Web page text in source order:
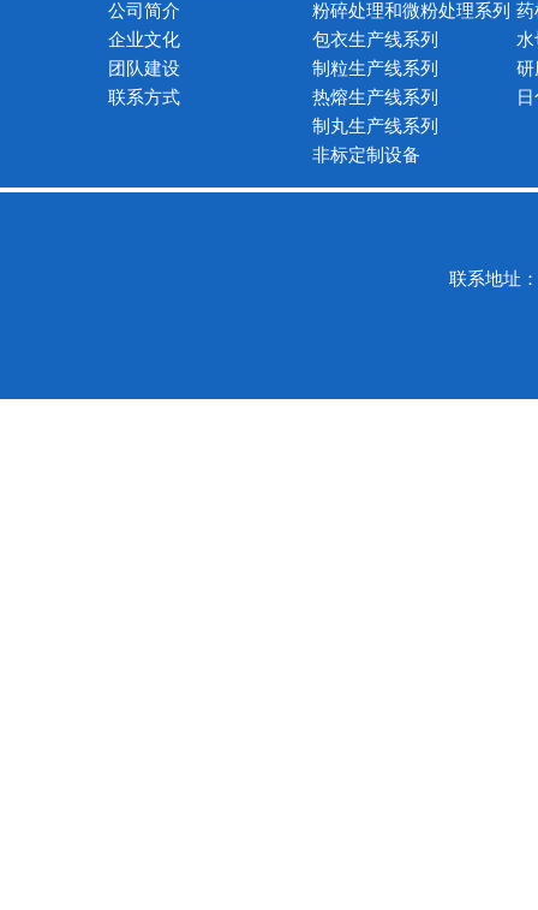
公司简介
企业文化
团队建设
联系方式
粉碎处理和微粉处理系列
包衣生产线系列
制粒生产线系列
热熔生产线系列
制丸生产线系列
非标定制设备
药
研
联系地址